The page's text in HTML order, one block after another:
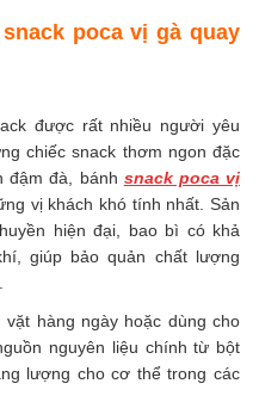
poca vị gà quay
được rất nhiều người yêu
chiếc snack thơm ngon đặc
đậm đà, bánh snack poca vị
vị khách khó tính nhất. Sản
hiện đại, bao bì có khả
giúp bảo quản chất lượng
hàng ngày hoặc dùng cho
nguyên liệu chính từ bột
lượng cho cơ thể trong các